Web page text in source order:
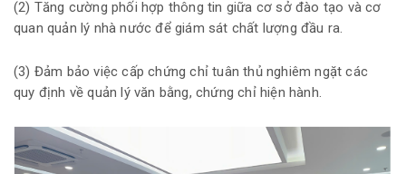
(2) Tăng cường phối hợp thông tin giữa cơ sở đào tạo và cơ
quan quản lý nhà nước để giám sát chất lượng đầu ra.
(3) Đảm bảo việc cấp chứng chỉ tuân thủ nghiêm ngặt các
quy định về quản lý văn bằng, chứng chỉ hiện hành.